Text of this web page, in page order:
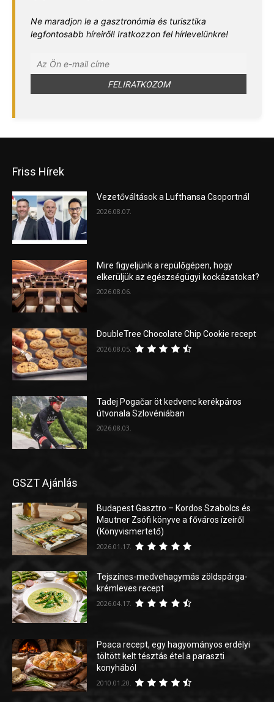
Ne maradjon le a gasztronómia és turisztika
legfontosabb híreiről! Iratkozzon fel hírlevelünkre!
Friss Hírek
Vezetőváltások a Lufthansa Csoportnál
2026.08.07.
Mire figyeljünk a repülőgépen, hogy
elkerüljük az egészségügyi kockázatokat?
2026.08.06.
DoubleTree Chocolate Chip Cookie recept
2026.08.05.
Tadej Pogačar öt kedvenc kerékpáros
útvonala Szlovéniában
2026.08.03.
GSZT Ajánlás
Budapest Gasztro – Kordos Szabolcs és
Mautner Zsófi könyve a főváros ízeiről
(Könyvismertető)
2026.01.17.
Tejszínes-medvehagymás zöldspárga-
krémleves recept
2026.04.17.
Poaca recept, egy hagyományos erdélyi
töltött kelt tésztás étel a paraszti
konyhából
2010.01.20.